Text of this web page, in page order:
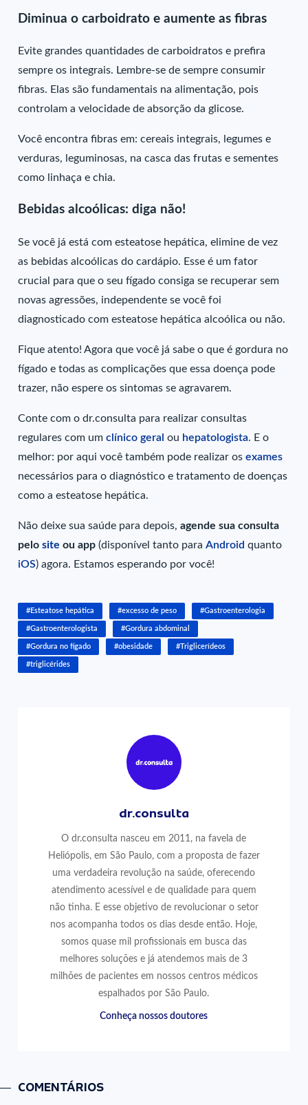
Diminua o carboidrato e aumente as fibras
Evite grandes quantidades de carboidratos e prefira
sempre os integrais. Lembre-se de sempre consumir
fibras. Elas são fundamentais na alimentação, pois
controlam a velocidade de absorção da glicose.
Você encontra fibras em: cereais integrais, legumes e
verduras, leguminosas, na casca das frutas e sementes
como linhaça e chia.
Bebidas alcoólicas: diga não!
Se você já está com esteatose hepática, elimine de vez
as bebidas alcoólicas do cardápio. Esse é um fator
crucial para que o seu fígado consiga se recuperar sem
novas agressões, independente se você foi
diagnosticado com esteatose hepática alcoólica ou não.
Fique atento! Agora que você já sabe o que é gordura no
fígado e todas as complicações que essa doença pode
trazer, não espere os sintomas se agravarem.
Conte com o dr.consulta para realizar consultas
regulares com umclínico geral ou hepatologista. E o
melhor: por aqui você também pode realizar osexames
necessários para o diagnóstico e tratamento de doenças
como a esteatose hepática.
Não deixe sua saúde para depois,agende sua consulta
pelosite ou app (disponível tanto paraAndroid quanto
iOS) agora. Estamos esperando por você!
#Esteatose hepática #excesso de peso #Gastroenterologia
#Gastroenterologista #Gordura abdominal
#Gordura no fígado #obesidade #Triglicerídeos
#triglicérides
dr.consulta
O dr.consulta nasceu em 2011, na favela de
Heliópolis, em São Paulo, com a proposta de fazer
uma verdadeira revolução na saúde, oferecendo
atendimento acessível e de qualidade para quem
não tinha. E esse objetivo de revolucionar o setor
nos acompanha todos os dias desde então. Hoje,
somos quase mil profissionais em busca das
melhores soluções e já atendemos mais de 3
milhões de pacientes em nossos centros médicos
espalhados por São Paulo.
Conheça nossos doutores
COMENTÁRIOS